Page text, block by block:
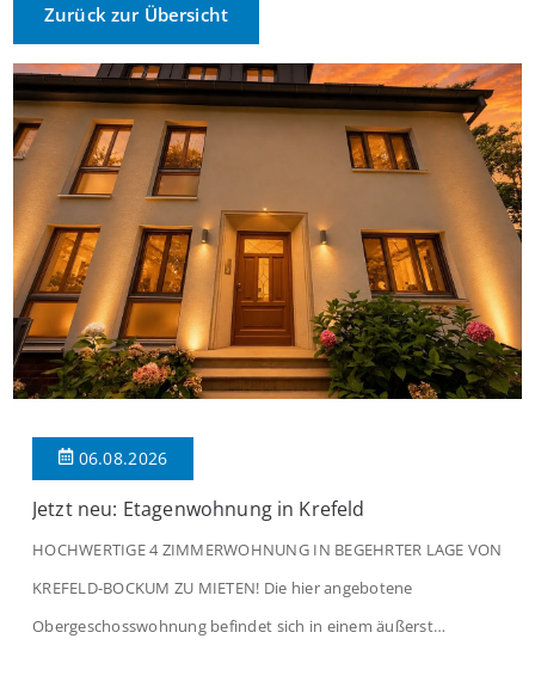
Zurück zur Übersicht
06.08.2026
Jetzt neu: Etagenwohnung in Krefeld
HOCHWERTIGE 4 ZIMMERWOHNUNG IN BEGEHRTER LAGE VON
KREFELD-BOCKUM ZU MIETEN! Die hier angebotene
Obergeschosswohnung befindet sich in einem äußerst